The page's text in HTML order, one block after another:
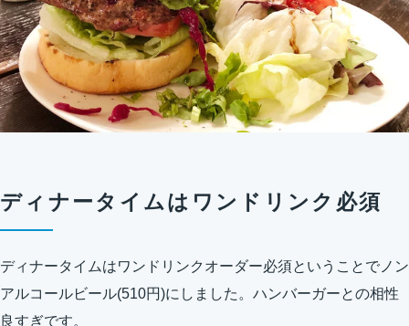
ディナータイムはワンドリンク必須
ディナータイムはワンドリンクオーダー必須ということでノン
アルコールビール(510円)にしました。ハンバーガーとの相性
良すぎです。